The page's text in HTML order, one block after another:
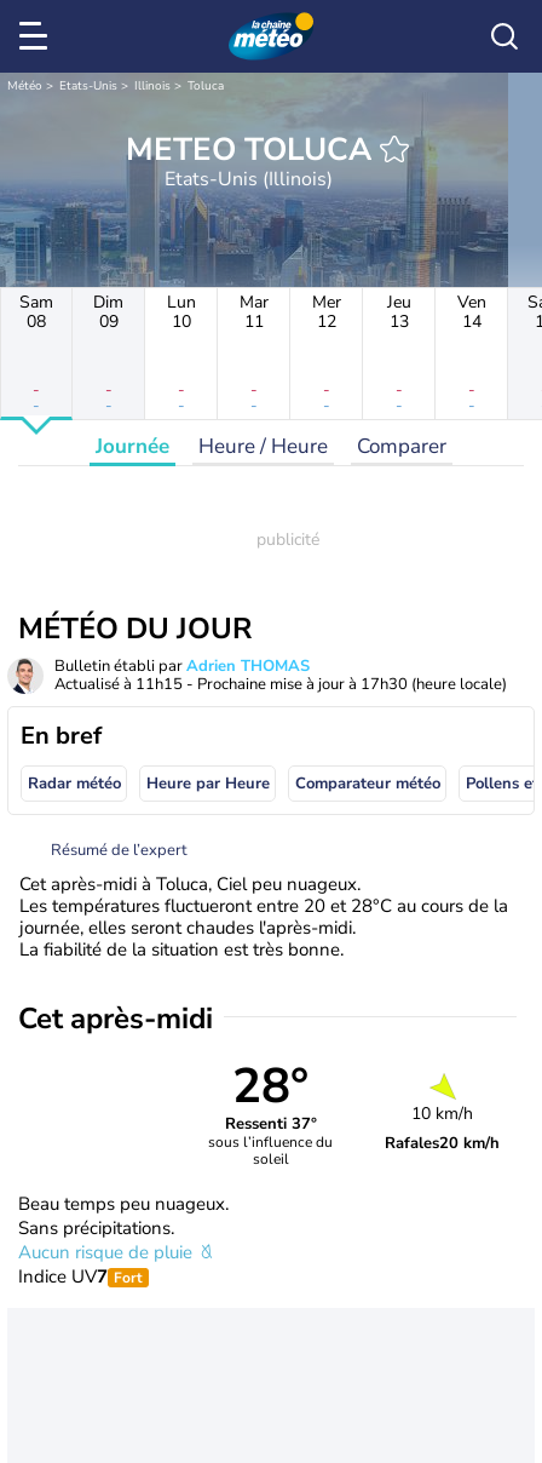
Météo Etats-Unis Illinois Toluca
METEO TOLUCA
Etats-Unis (Illinois)
Sam
08
-
-
Dim
09
-
-
Lun
10
-
-
Mar
11
-
-
Mer
12
-
-
Jeu
13
-
-
Ven
14
-
-
Journée Heure / Heure Comparer
MÉTÉO DU JOUR
Bulletin établi parAdrien THOMAS
Actualisé à 11h15 - Prochaine mise à jour à 17h30 (heure locale)
En bref
Radar météo Heure par Heure Comparateur météo Pollens
Résumé de l’expert
Cet après-midi à Toluca, Ciel peu nuageux.
Les températures fluctueront entre 20 et 28°C au cours de la
journée, elles seront chaudes l'après-midi.
La fiabilité de la situation est très bonne.
Cet après-midi
28°
Ressenti 37°
sous l’influence du
soleil
10 km/h
Rafales20 km/h
Beau temps peu nuageux.
Sans précipitations.
Aucun risque de pluie
Indice UV7 Fort